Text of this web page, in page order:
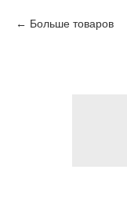
Больше товаров